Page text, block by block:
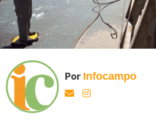
Por Infocampo